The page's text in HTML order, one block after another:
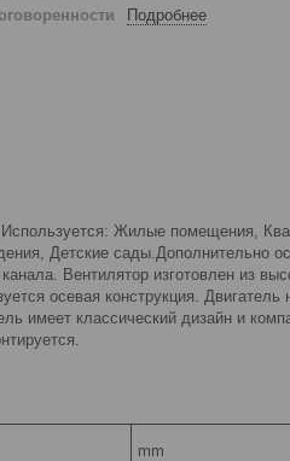
Подробнее
Используется: Жилые помещения,
Детские сады.Дополнительно
Вентилятор изготовлен из
осевая конструкция.
имеет классический дизайн и
mm